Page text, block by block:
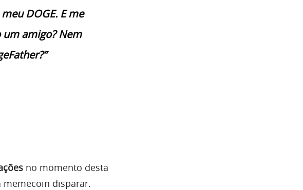
DOGE. E me
um amigo? Nem
no momento desta
memecoin disparar.